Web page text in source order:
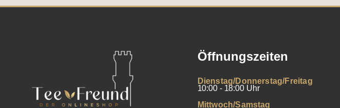
Öffnungszeiten
Dienstag/Donnerstag/Freitag
10:00 - 18:00 Uhr
Mittwoch/Samstag